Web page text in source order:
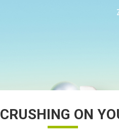
CRUSHING ON